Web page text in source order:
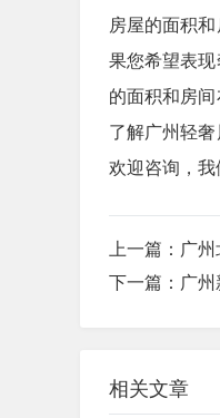
房屋的面积
果您希望表
的面积和房
了解广州轻
欢迎咨询，我
上一篇： 广
下一篇： 广
相关文章